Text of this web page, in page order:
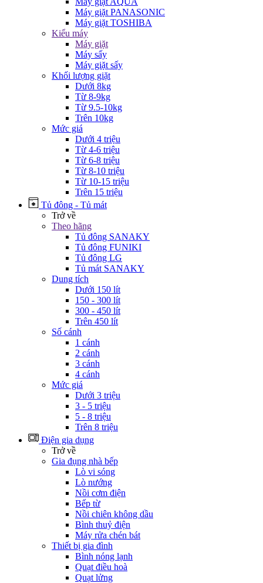
Máy giặt PANASONIC
Máy giặt TOSHIBA
Kiểu máy
Máy giặt
Máy sấy
Máy giặt sấy
Khối lượng giặt
Dưới 8kg
Từ 8-9kg
Từ 9.5-10kg
Trên 10kg
Mức giá
Dưới 4 triệu
Từ 4-6 triệu
Từ 6-8 triệu
Từ 8-10 triệu
Từ 10-15 triệu
Trên 15 triệu
Tủ đông - Tủ mát
Trở về
Theo hãng
Tủ đông SANAKY
Tủ đông FUNIKI
Tủ đông LG
Tủ mát SANAKY
Dung tích
Dưới 150 lít
150 - 300 lít
300 - 450 lít
Trên 450 lít
Số cánh
1 cánh
2 cánh
3 cánh
4 cánh
Mức giá
Dưới 3 triệu
3 - 5 triệu
5 - 8 triệu
Trên 8 triệu
Điện gia dụng
Trở về
Gia đụng nhà bếp
Lò vi sóng
Lò nướng
Nồi cơm điện
Bếp từ
Nồi chiên không dầu
Bình thuỷ điện
Máy rửa chén bát
Thiết bị gia đình
Bình nóng lạnh
Quạt điều hoà
Quạt lửng